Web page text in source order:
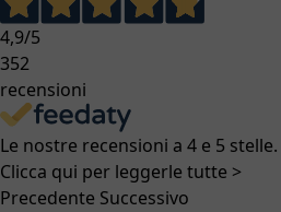
4,9/5
352
recensioni
Le nostre recensioni a 4 e 5 stelle.
Clicca qui per leggerle tutte >
Precedente Successivo